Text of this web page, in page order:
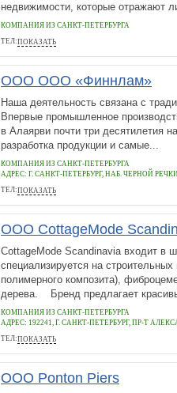
недвижимости, которые отражают
КОМПАНИЯ ИЗ САНКТ-ПЕТЕРБУРГА
ТЕЛ:ПОКАЗАТЬ
+7 (812) 622-41-93
ООО ООО «Финнлам»
Наша деятельность связана с
Впервые промышленное
в Алаярви почти три десятилетия
разработка продукции и самые...
КОМПАНИЯ ИЗ САНКТ-ПЕТЕРБУРГА
АДРЕС: Г. САНКТ-ПЕТЕРБУРГ, НАБ. ЧЕРНОЙ
ТЕЛ:ПОКАЗАТЬ
+78129374747
ООО CottageMode
CottageMode Scandinavia входит в
специализируется на
полимерного композита),
дерева. Бренд предлагает
КОМПАНИЯ ИЗ САНКТ-ПЕТЕРБУРГА
АДРЕС: 192241, Г. САНКТ-ПЕТЕРБУРГ, ПР-Т
ТЕЛ:ПОКАЗАТЬ
8 (800) 550-70-38
ООО Ponton Piers